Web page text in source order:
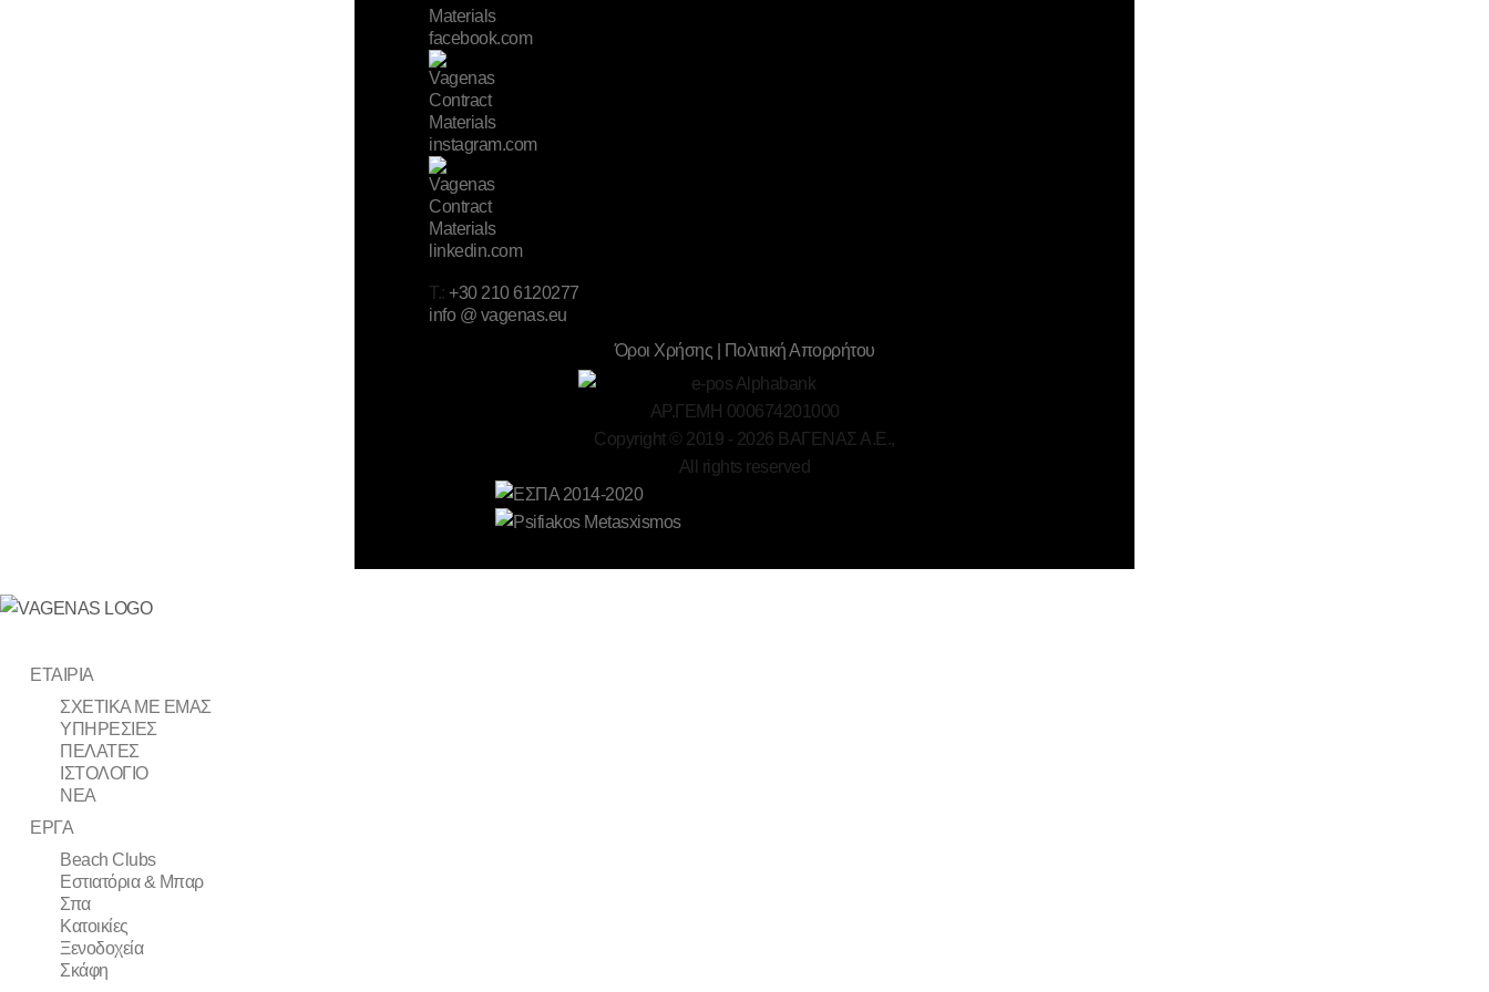
T.:+30 210 6120277
info @ vagenas.eu
Όροι Χρήσης | Πολιτική Απορρήτου
ΑΡ.ΓΕΜΗ 000674201000
Copyright © 2019 - 2026 ΒΑΓΕΝΑΣ Α.Ε.,
All rights reserved
ΕΤΑΙΡΙΑ
ΣΧΕΤΙΚΑ ΜΕ ΕΜΑΣ
ΥΠΗΡΕΣΙΕΣ
ΠΕΛΑΤΕΣ
ΙΣΤΟΛΟΓΙΟ
ΝΕΑ
ΕΡΓΑ
Beach Clubs
Εστιατόρια & Μπαρ
Σπα
Κατοικίες
Ξενοδοχεία
Σκάφη